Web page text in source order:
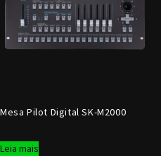
Mesa Pilot Digital SK-M2000
Leia mais